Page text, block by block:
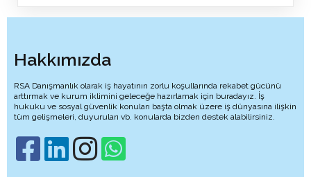
Hakkımızda
RSA Danışmanlık olarak iş hayatının zorlu koşullarında rekabet gücünü
arttırmak ve kurum iklimini geleceğe hazırlamak için buradayız. İş
hukuku ve sosyal güvenlik konuları başta olmak üzere iş dünyasına ilişkin
tüm gelişmeleri, duyuruları vb. konularda bizden destek alabilirsiniz.